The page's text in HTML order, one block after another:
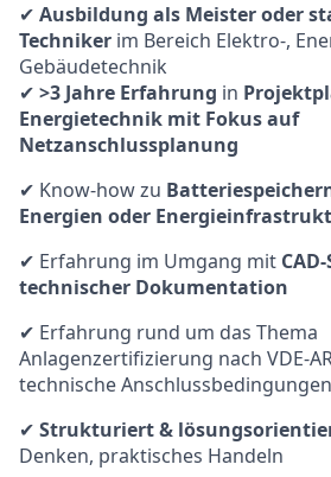
✔ Ausbildung als Meister oder
Techniker im Bereich Elektro-,
Gebäudetechnik
✔ >3 Jahre Erfahrung in
Energietechnik mit Fokus auf
Netzanschlussplanung
✔ Know-how zu
Energien oder
✔ Erfahrung im Umgang mit
technischer Dokumentation
✔ Erfahrung rund um das Thema
Anlagenzertifizierung nach VDE-
technische
✔ Strukturiert &
Denken, praktisches Handeln